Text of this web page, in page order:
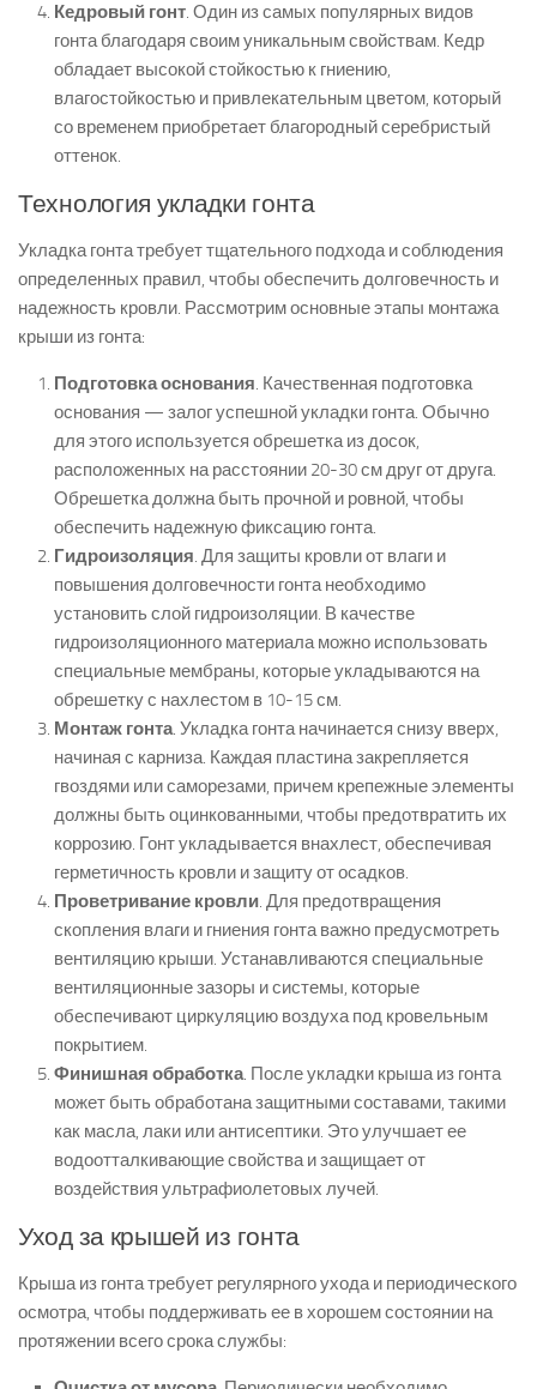
Кедровый гонт. Один из самых популярных видов
гонта благодаря своим уникальным свойствам. Кедр
обладает высокой стойкостью к гниению,
влагостойкостью и привлекательным цветом, который
со временем приобретает благородный серебристый
оттенок.
Технология укладки гонта
Укладка гонта требует тщательного подхода и соблюдения
определенных правил, чтобы обеспечить долговечность и
надежность кровли. Рассмотрим основные этапы монтажа
крыши из гонта:
Подготовка основания. Качественная подготовка
основания — залог успешной укладки гонта. Обычно
для этого используется обрешетка из досок,
расположенных на расстоянии 20-30 см друг от друга.
Обрешетка должна быть прочной и ровной, чтобы
обеспечить надежную фиксацию гонта.
Гидроизоляция. Для защиты кровли от влаги и
повышения долговечности гонта необходимо
установить слой гидроизоляции. В качестве
гидроизоляционного материала можно использовать
специальные мембраны, которые укладываются на
обрешетку с нахлестом в 10-15 см.
Монтаж гонта. Укладка гонта начинается снизу вверх,
начиная с карниза. Каждая пластина закрепляется
гвоздями или саморезами, причем крепежные элементы
должны быть оцинкованными, чтобы предотвратить их
коррозию. Гонт укладывается внахлест, обеспечивая
герметичность кровли и защиту от осадков.
Проветривание кровли. Для предотвращения
скопления влаги и гниения гонта важно предусмотреть
вентиляцию крыши. Устанавливаются специальные
вентиляционные зазоры и системы, которые
обеспечивают циркуляцию воздуха под кровельным
покрытием.
Финишная обработка. После укладки крыша из гонта
может быть обработана защитными составами, такими
как масла, лаки или антисептики. Это улучшает ее
водоотталкивающие свойства и защищает от
воздействия ультрафиолетовых лучей.
Уход за крышей из гонта
Крыша из гонта требует регулярного ухода и периодического
осмотра, чтобы поддерживать ее в хорошем состоянии на
протяжении всего срока службы: